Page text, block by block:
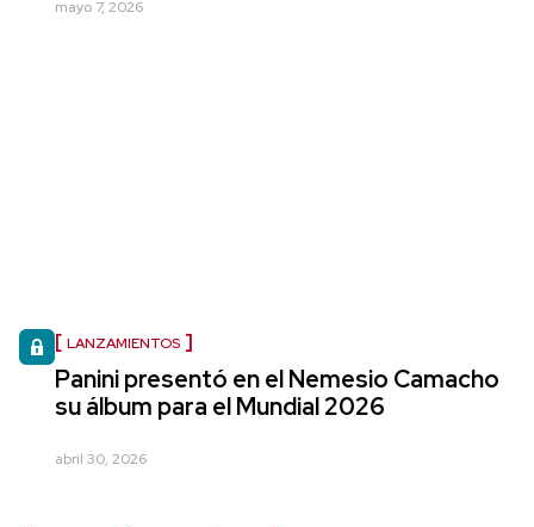
mayo 7, 2026
LANZAMIENTOS
Panini presentó en el Nemesio Camacho
su álbum para el Mundial 2026
abril 30, 2026